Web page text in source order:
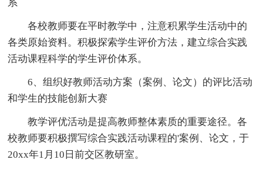
系
各校教师要在平时教学中，注意积累学生活动中的
各类原始资料。积极探索学生评价方法，建立综合实践
活动课程科学的学生评价体系。
6、组织好教师活动方案（案例、论文）的评比活动
和学生的技能创新大赛
教学评优活动是提高教师整体素质的重要途径。各
校教师要积极撰写综合实践活动课程的'案例、论文，于
20xx年1月10日前交区教研室。